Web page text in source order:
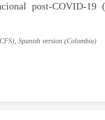
post-COVID-19
Spanish version (Colombia)